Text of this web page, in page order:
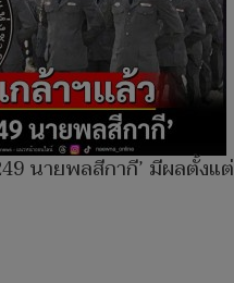
นายพลสีกากี’ มีผลตั้งแต่